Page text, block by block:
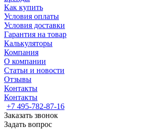
Как купить
Условия оплаты
Условия доставки
Гарантия на товар
Калькуляторы
Компания
О компании
Статьи и новости
Отзывы
Контакты
Контакты
+7 495-782-87-16
Заказать звонок
Задать вопрос